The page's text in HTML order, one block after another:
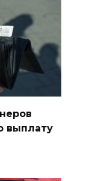
выплату